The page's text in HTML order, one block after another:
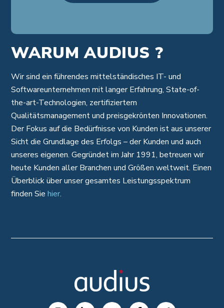
WARUM AUDIUS ?
Wir sind ein führendes mittelständisches IT- und
Softwareunternehmen mit langer Erfahrung, State-of-
the-art-Technologien, zertifiziertem
Qualitätsmanagement und preisgekrönten Innovationen.
Der Fokus auf die Bedürfnisse von Kunden ist aus unserer
Sicht die Grundlage des Erfolgs – der Kunden und auch
unseres eigenen. Gegründet im Jahr 1991, betreuen wir
heute Kunden aller Branchen und Größen weltweit. Einen
Überblick über unser gesamtes Leistungsspektrum
finden Siehier.